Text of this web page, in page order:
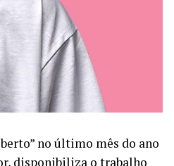
no último mês do ano
disponibiliza o trabalho